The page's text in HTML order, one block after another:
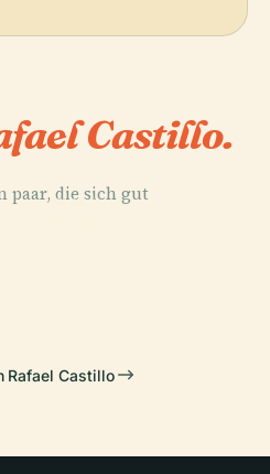
Castillo.
paar, die sich gut
PLACE
Rafael Castillo